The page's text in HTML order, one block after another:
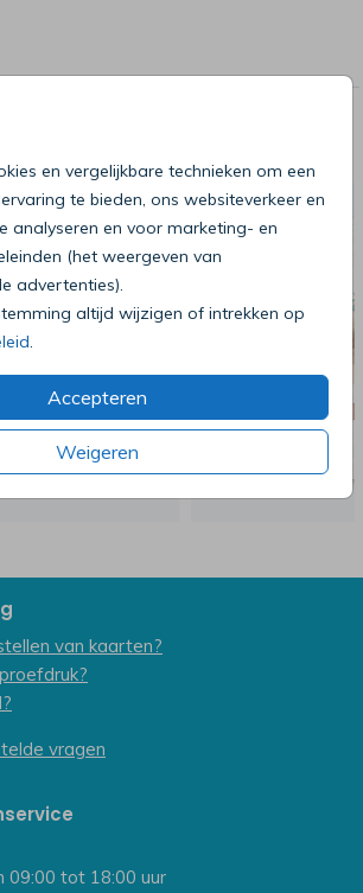
en vergelijkbare technieken om een
te bieden, ons websiteverkeer en
analyseren en voor marketing- en
(het weergeven van
advertenties).
altijd wijzigen of intrekken op
Accepteren
Weigeren
zijn wellicht ook iets
van kaarten?
vragen
09:00 tot 18:00 uur